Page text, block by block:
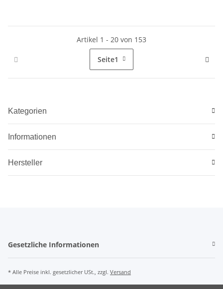
Artikel 1 - 20 von 153
Seite1
Kategorien
Informationen
Hersteller
Gesetzliche Informationen
* Alle Preise inkl. gesetzlicher USt., zzgl. Versand